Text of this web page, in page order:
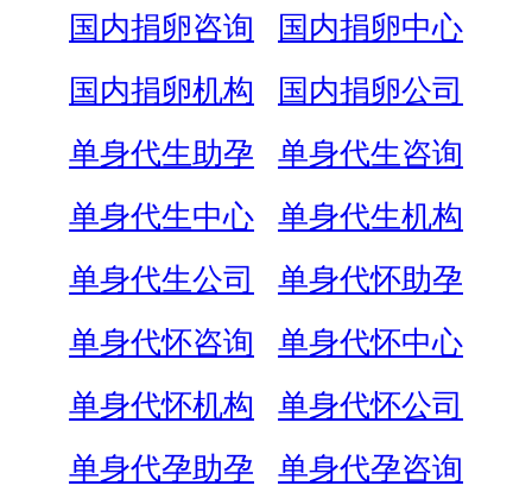
国内捐卵咨询
国内捐卵中心
国内捐卵机构
国内捐卵公司
单身代生助孕
单身代生咨询
单身代生中心
单身代生机构
单身代生公司
单身代怀助孕
单身代怀咨询
单身代怀中心
单身代怀机构
单身代怀公司
单身代孕助孕
单身代孕咨询